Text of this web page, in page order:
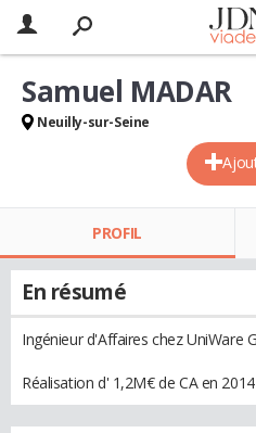
Samuel MADAR
Neuilly-sur-Seine
PROFIL
En résumé
Ingénieur d'Affaires chez UniWare
Réalisation d' 1,2M€ de CA en